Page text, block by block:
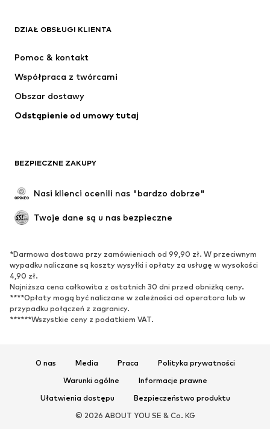
Next
ADIDAS PERFORMANCE
DZIAŁ OBSŁUGI KLIENTA
Pomoc & kontakt
Współpraca z twórcami
Obszar dostawy
Odstąpienie od umowy tutaj
BEZPIECZNE ZAKUPY
Nasi klienci ocenili nas "bardzo dobrze"
Twoje dane są u nas bezpieczne
*Darmowa dostawa przy zamówieniach od 99,90 zł. W przeciwnym
wypadku naliczane są koszty wysyłki i opłaty za usługę w wysokości
4,90 zł.
Najniższa cena całkowita z ostatnich 30 dni przed obniżką ceny.
****Opłaty mogą być naliczane w zależności od operatora lub w
przypadku połączeń z zagranicy.
******Wszystkie ceny z podatkiem VAT.
O nas Media Praca
Polityka prywatności
Warunki ogólne
Informacje prawne
Ułatwienia dostępu
Bezpieczeństwo produktu
© 2026 ABOUT YOU SE & Co. KG